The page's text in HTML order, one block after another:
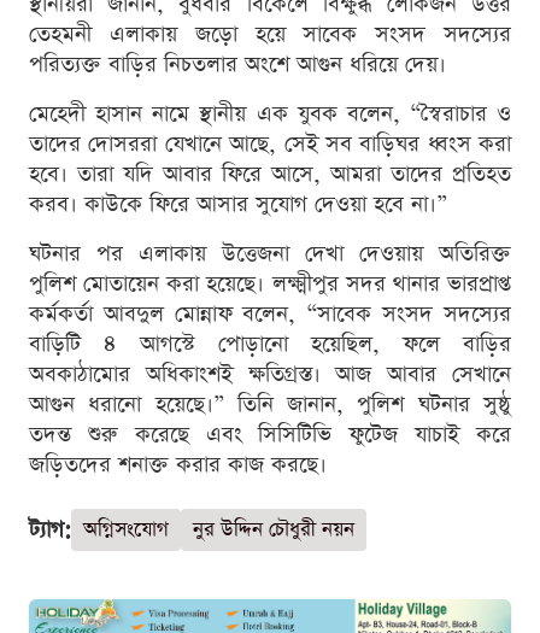
তেহমনী এলাকায় জড়ো হয়ে সাবেক সংসদ সদস্যের
পরিত্যক্ত বাড়ির নিচতলার অংশে আগুন ধরিয়ে দেয়।
মেহেদী হাসান নামে স্থানীয় এক যুবক বলেন, “স্বৈরাচার ও
তাদের দোসররা যেখানে আছে, সেই সব বাড়িঘর ধ্বংস করা
হবে। তারা যদি আবার ফিরে আসে, আমরা তাদের প্রতিহত
করব। কাউকে ফিরে আসার সুযোগ দেওয়া হবে না।”
ঘটনার পর এলাকায় উত্তেজনা দেখা দেওয়ায় অতিরিক্ত
পুলিশ মোতায়েন করা হয়েছে। লক্ষ্মীপুর সদর থানার ভারপ্রাপ্ত
কর্মকর্তা আবদুল মোন্নাফ বলেন, “সাবেক সংসদ সদস্যের
বাড়িটি ৪ আগস্টে পোড়ানো হয়েছিল, ফলে বাড়ির
অবকাঠামোর অধিকাংশই ক্ষতিগ্রস্ত। আজ আবার সেখানে
আগুন ধরানো হয়েছে।” তিনি জানান, পুলিশ ঘটনার সুষ্ঠু
তদন্ত শুরু করেছে এবং সিসিটিভি ফুটেজ যাচাই করে
জড়িতদের শনাক্ত করার কাজ করছে।
ট্যাগ: অগ্নিসংযোগ নুর উদ্দিন চৌধুরী নয়ন